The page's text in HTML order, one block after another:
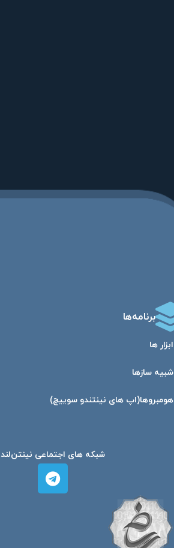
برنامه‌ها
ابزار ها
شبیه ساز‌ها
هومبرو‌ها(اپ های نینتندو سوییچ)
شبکه های اجتماعی نینتن‌لند